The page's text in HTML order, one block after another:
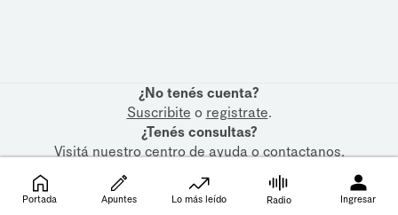
¿No tenés cuenta?
Suscribite o registrate.
¿Tenés consultas?
Visitá nuestrocentro de ayudaocontactanos.
Portada Apuntes Lo más leído Radio Ingresar